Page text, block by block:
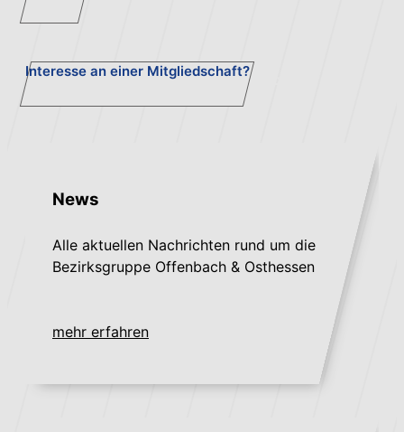
Interesse an einer Mitgliedschaft?
News
Alle aktuellen Nachrichten rund um die
Bezirksgruppe Offenbach & Osthessen
mehr erfahren